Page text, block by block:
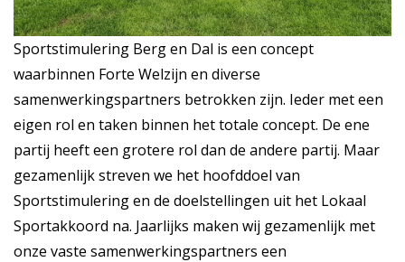
Sportstimulering Berg en Dal is een concept
waarbinnen Forte Welzijn en diverse
samenwerkingspartners betrokken zijn. Ieder met een
eigen rol en taken binnen het totale concept. De ene
partij heeft een grotere rol dan de andere partij. Maar
gezamenlijk streven we het hoofddoel van
Sportstimulering en de doelstellingen uit het Lokaal
Sportakkoord na. Jaarlijks maken wij gezamenlijk met
onze vaste samenwerkingspartners een